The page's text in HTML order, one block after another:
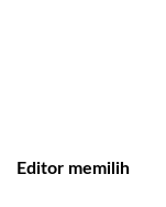
Editor memilih